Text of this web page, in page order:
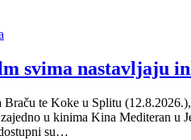
svima nastavljaju
te Koke u Splitu
u kinima Kina Mediteran
su…